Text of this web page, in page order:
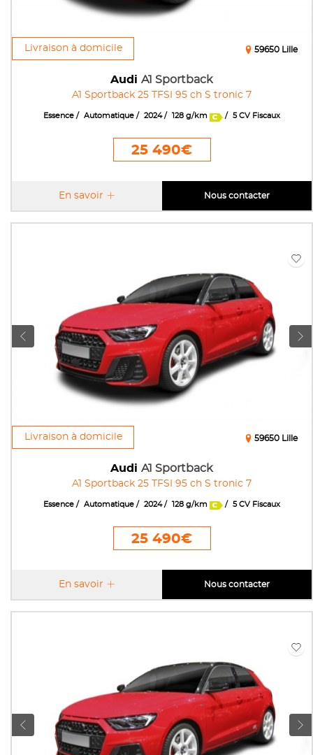
Livraison à domicile
Audi A1 Sportback
A1 Sportback 25 TFSI 95 ch S tronic 7
59650 Lille
Essence Automatique 2024 128 g/km 5 CV Fiscaux
25 490€
En savoir Nous contacter
Livraison à domicile
Audi A1 Sportback
A1 Sportback 25 TFSI 95 ch S tronic 7
59650 Lille
Essence Automatique 2024 128 g/km 5 CV Fiscaux
25 490€
En savoir Nous contacter